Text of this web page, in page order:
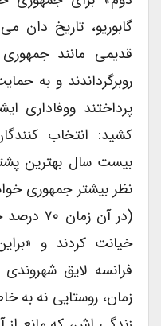
گابوریو، تاریخ دان
قدیمی مانند
روبرگرداندند و به
پرداختند ووفاداری
کشید: انتخاب
نظر بیشتر جمهوری
(در آن
خیانت کردند و
فرانسه لایق
زمان، روستایی نه به